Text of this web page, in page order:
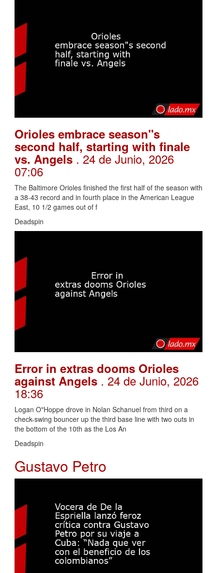
Orioles embrace season"s
second half, starting with finale
vs. Angels . 24 de Junio, 2026
07:06
The Baltimore Orioles finished the first half of the season with
a 38-43 record and in fourth place in the American League
East, 10 1/2 games out of f
Deadspin
Error in extras dooms Orioles
against Angels . 24 de Junio, 2026
18:36
Logan O"Hoppe drove in Nolan Schanuel from third on a
check-swing bouncer up the third base line with two outs in
the bottom of the 10th as the Los An
Deadspin
Gustavo Petro